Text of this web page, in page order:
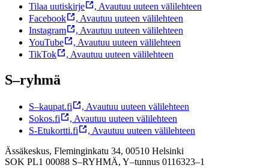
Tilaa uutiskirje , Avautuu uuteen välilehteen
Facebook
, Avautuu uuteen välilehteen
Instagram
, Avautuu uuteen välilehteen
YouTube
, Avautuu uuteen välilehteen
TikTok
, Avautuu uuteen välilehteen
S–ryhmä
S–kaupat.fi , Avautuu uuteen välilehteen
Sokos.fi
, Avautuu uuteen välilehteen
S-Etukortti.fi
, Avautuu uuteen välilehteen
Ässäkeskus, Fleminginkatu 34, 00510 Helsinki
SOK PL1 00088 S–RYHMÄ, Y–tunnus 0116323–1